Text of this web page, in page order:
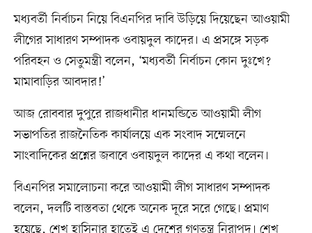
মধ্যবর্তী নির্বাচন নিয়ে বিএনপির দাবি উড়িয়ে দিয়েছেন আওয়ামী
লীগের সাধারণ সম্পাদক ওবায়দুল কাদের। এ প্রসঙ্গে সড়ক
পরিবহন ও সেতুমন্ত্রী বলেন, ‘মধ্যবর্তী নির্বাচন কোন দুঃখে?
মামাবাড়ির আবদার!’
আজ রোববার দুপুরে রাজধানীর ধানমন্ডিতে আওয়ামী লীগ
সভাপতির রাজনৈতিক কার্যালয়ে এক সংবাদ সম্মেলনে
সাংবাদিকের প্রশ্নের জবাবে ওবায়দুল কাদের এ কথা বলেন।
বিএনপির সমালোচনা করে আওয়ামী লীগ সাধারণ সম্পাদক
বলেন, দলটি বাস্তবতা থেকে অনেক দূরে সরে গেছে। প্রমাণ
হয়েছে, শেখ হাসিনার হাতেই এ দেশের গণতন্ত্র নিরাপদ। শেখ